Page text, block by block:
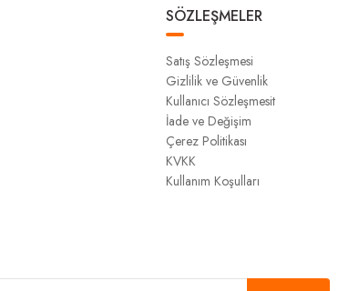
SÖZLEŞMELER
Satış Sözleşmesi
Gizlilik ve Güvenlik
Kullanıcı Sözleşmesit
İade ve Değişim
Çerez Politikası
KVKK
Kullanım Koşulları